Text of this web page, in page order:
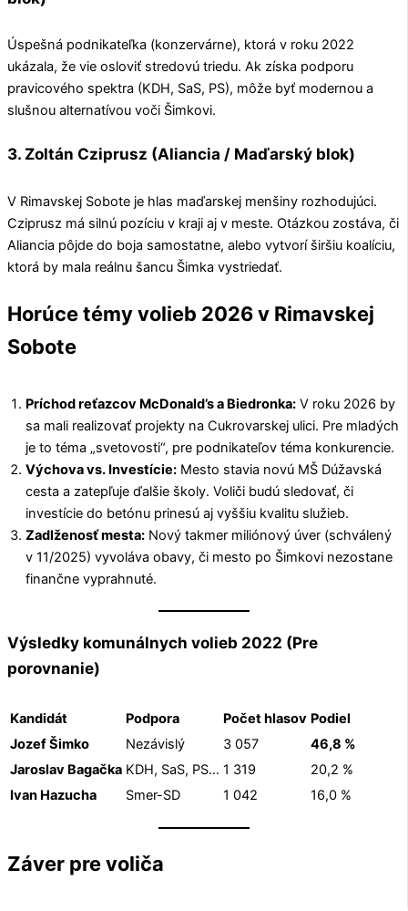
Úspešná podnikateľka (konzervárne), ktorá v roku 2022
ukázala, že vie osloviť stredovú triedu. Ak získa podporu
pravicového spektra (KDH, SaS, PS), môže byť modernou a
slušnou alternatívou voči Šimkovi.
3. Zoltán Cziprusz (Aliancia / Maďarský blok)
V Rimavskej Sobote je hlas maďarskej menšiny rozhodujúci.
Cziprusz má silnú pozíciu v kraji aj v meste. Otázkou zostáva, či
Aliancia pôjde do boja samostatne, alebo vytvorí širšiu koalíciu,
ktorá by mala reálnu šancu Šimka vystriedať.
Horúce témy volieb 2026 v Rimavskej
Sobote
Príchod reťazcov McDonald’s a Biedronka: V roku 2026 by
sa mali realizovať projekty na Cukrovarskej ulici. Pre mladých
je to téma „svetovosti“, pre podnikateľov téma konkurencie.
Výchova vs. Investície: Mesto stavia novú MŠ Dúžavská
cesta a zatepľuje ďalšie školy. Voliči budú sledovať, či
investície do betónu prinesú aj vyššiu kvalitu služieb.
Zadlženosť mesta: Nový takmer miliónový úver (schválený
v 11/2025) vyvoláva obavy, či mesto po Šimkovi nezostane
finančne vyprahnuté.
Výsledky komunálnych volieb 2022 (Pre
porovnanie)
Kandidát Podpora Počet hlasov Podiel
Jozef Šimko
Nezávislý 3 057
46,8 %
Jaroslav Bagačka KDH, SaS, PS… 1 319
20,2 %
Ivan Hazucha
Smer-SD 1 042 16,0 %
Záver pre voliča